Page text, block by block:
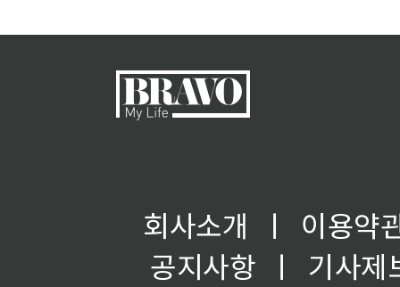
회사소개 ㅣ
이용약
공지사항
ㅣ
기사제